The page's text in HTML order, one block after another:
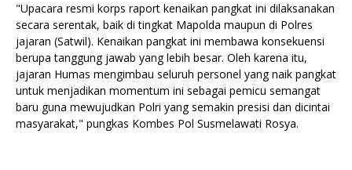
"Upacara resmi korps raport kenaikan pangkat ini dilaksanakan
secara serentak, baik di tingkat Mapolda maupun di Polres
jajaran (Satwil). Kenaikan pangkat ini membawa konsekuensi
berupa tanggung jawab yang lebih besar. Oleh karena itu,
jajaran Humas mengimbau seluruh personel yang naik pangkat
untuk menjadikan momentum ini sebagai pemicu semangat
baru guna mewujudkan Polri yang semakin presisi dan dicintai
masyarakat," pungkas Kombes Pol Susmelawati Rosya.